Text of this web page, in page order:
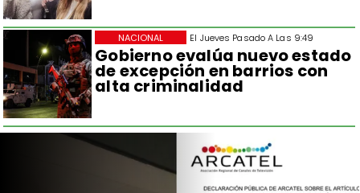
El Jueves Pasado A Las 9:49
Gobierno evalúa nuevo estado
de excepción en barrios con
alta criminalidad
NACIONAL